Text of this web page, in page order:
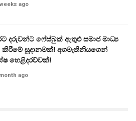
ago
දරුවන්ට ෆේස්බුක් ඇතුළු සමාජ මාධ්‍ය
කිරීමේ සූදානමක්! අගමැතිනියගෙන්
හෙළිදරව්වක්!
ago